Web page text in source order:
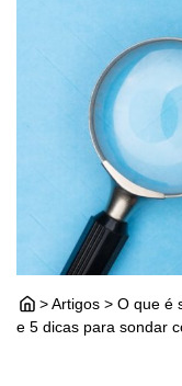
> Artigos > O que é
e 5 dicas para sondar